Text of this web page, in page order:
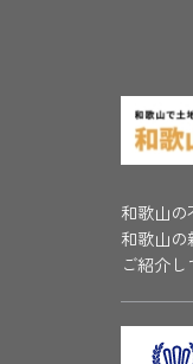
和歌山の
和歌山の
ご紹介